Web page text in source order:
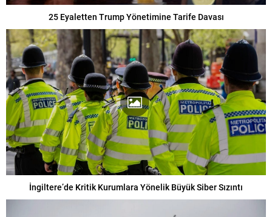
25 Eyaletten Trump Yönetimine Tarife Davası
İngiltere’de Kritik Kurumlara Yönelik Büyük Siber Sızıntı